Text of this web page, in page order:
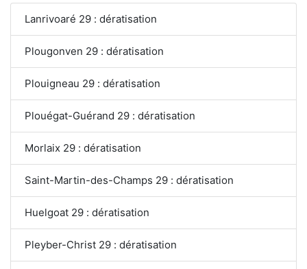
Lanrivoaré 29 : dératisation
Plougonven 29 : dératisation
Plouigneau 29 : dératisation
Plouégat-Guérand 29 : dératisation
Morlaix 29 : dératisation
Saint-Martin-des-Champs 29 : dératisation
Huelgoat 29 : dératisation
Pleyber-Christ 29 : dératisation